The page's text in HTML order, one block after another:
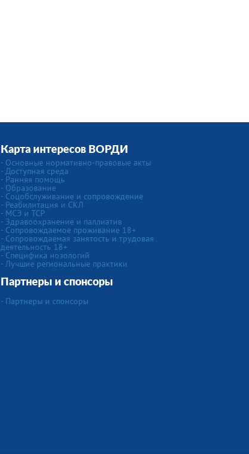
Карта интересов ВОРДИ
- Основные нормативно-правовые акты
- Доступная среда
- Ранняя помощь
- Образование
- Соцобслуживание и сопровождение
- Реабилитация и СКЛ
- МСЭ и ТСР
- Здравоохранение и паллиатив
- Сопровождаемое проживание 18+
- Сопровождаемая занятость и трудовая
деятельность 18+
- Специфика нозологий
- Лучшие региональные практики
Партнеры и спонсоры
- Партнеры и спонсоры